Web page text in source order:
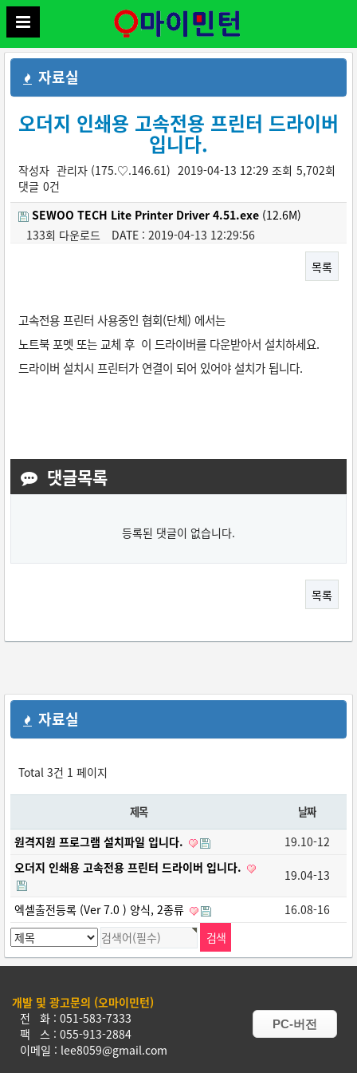
자료실
오더지 인쇄용 고속전용 프린터 드라이버
입니다.
작성자 관리자 (175.♡.146.61) 2019-04-13 12:29 조회 5,702회
댓글 0건
SEWOO TECH Lite Printer Driver 4.51.exe (12.6M)
133회 다운로드
DATE : 2019-04-13 12:29:56
목록
본문
고속전용 프린터 사용중인 협회(단체) 에서는
노트북 포멧 또는 교체 후 이 드라이버를 다운받아서 설치하세요.
드라이버 설치시 프린터가 연결이 되어 있어야 설치가 됩니다.
댓글목록
등록된 댓글이 없습니다.
목록
자료실
Total 3건 1 페이지
제목 날짜
원격지원 프로그램 설치파일 입니다.
19.10-12
오더지 인쇄용 고속전용 프린터 드라이버 입니다.
19.04-13
엑셀출전등록 (Ver 7.0 ) 양식, 2종류 16.08-16
개발 및 광고문의 (오마이민턴)
전 화 : 051-583-7333
팩 스 : 055-913-2884
이메일 : lee8059@gmail.com
PC-버전